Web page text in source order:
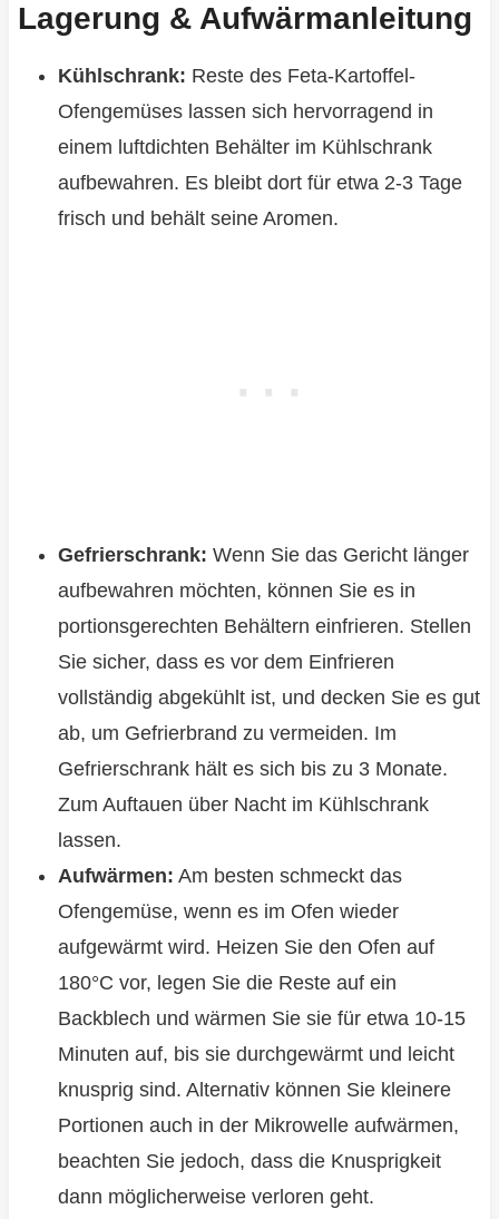
Lagerung & Aufwärmanleitung
Kühlschrank: Reste des Feta-Kartoffel-
Ofengemüses lassen sich hervorragend in
einem luftdichten Behälter im Kühlschrank
aufbewahren. Es bleibt dort für etwa 2-3 Tage
frisch und behält seine Aromen.
Gefrierschrank: Wenn Sie das Gericht länger
aufbewahren möchten, können Sie es in
portionsgerechten Behältern einfrieren. Stellen
Sie sicher, dass es vor dem Einfrieren
vollständig abgekühlt ist, und decken Sie es gut
ab, um Gefrierbrand zu vermeiden. Im
Gefrierschrank hält es sich bis zu 3 Monate.
Zum Auftauen über Nacht im Kühlschrank
lassen.
Aufwärmen: Am besten schmeckt das
Ofengemüse, wenn es im Ofen wieder
aufgewärmt wird. Heizen Sie den Ofen auf
180°C vor, legen Sie die Reste auf ein
Backblech und wärmen Sie sie für etwa 10-15
Minuten auf, bis sie durchgewärmt und leicht
knusprig sind. Alternativ können Sie kleinere
Portionen auch in der Mikrowelle aufwärmen,
beachten Sie jedoch, dass die Knusprigkeit
dann möglicherweise verloren geht.